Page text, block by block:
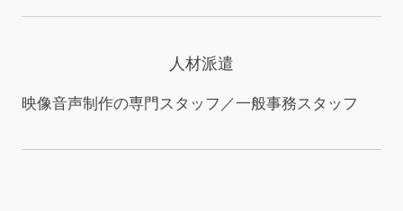
人材派遣
映像音声制作の専門スタッフ／一般事務スタッフ